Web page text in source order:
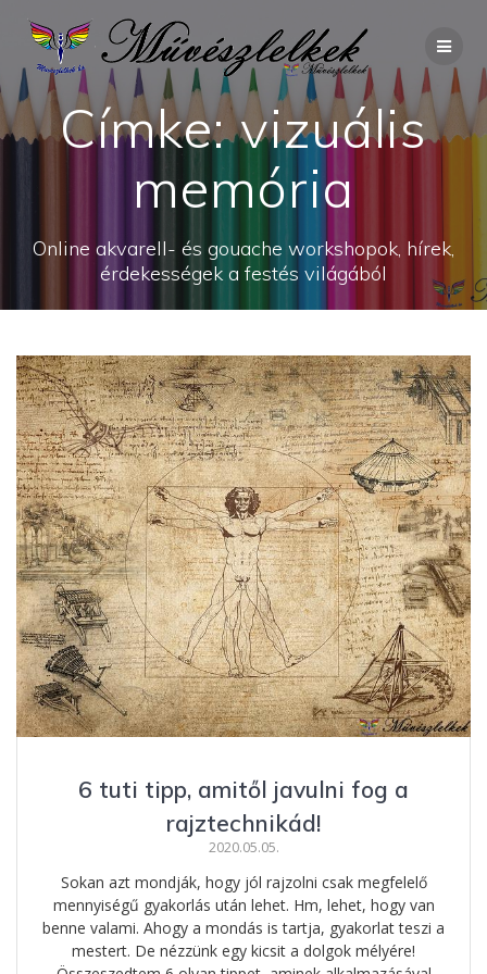
content
Címke:vizuális
memória
Online akvarell- és gouache workshopok, hírek,
érdekességek a festés világából
6 tuti tipp, amitől javulni fog a
rajztechnikád!
2020.05.05.
Sokan azt mondják, hogy jól rajzolni csak megfelelő
mennyiségű gyakorlás után lehet. Hm, lehet, hogy van
benne valami. Ahogy a mondás is tartja, gyakorlat teszi a
mestert. De nézzünk egy kicsit a dolgok mélyére!